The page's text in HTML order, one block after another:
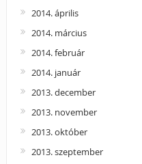
2014. április
2014. március
2014. február
2014. január
2013. december
2013. november
2013. október
2013. szeptember